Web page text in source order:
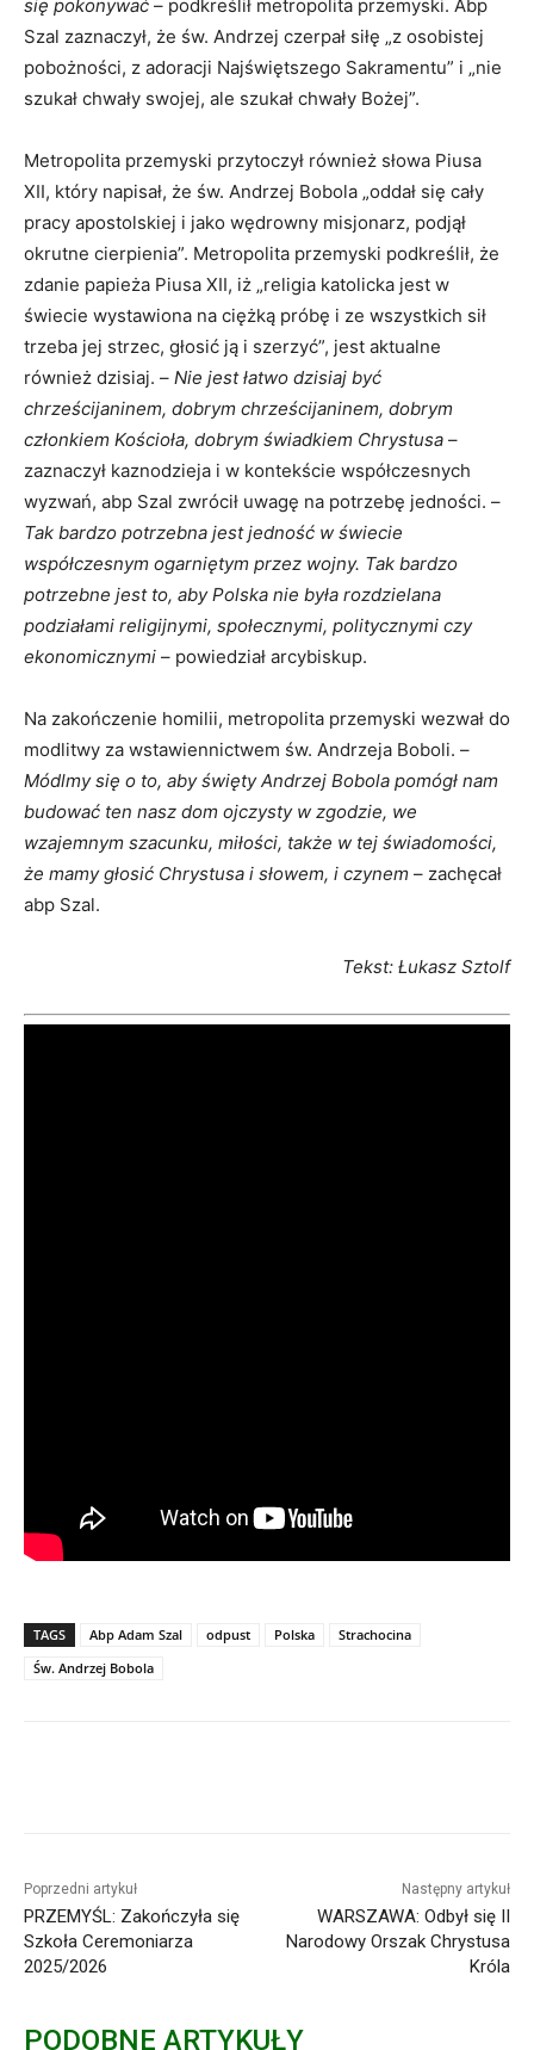
się pokonywać – podkreślił metropolita przemyski. Abp
Szal zaznaczył, że św. Andrzej czerpał siłę „z osobistej
pobożności, z adoracji Najświętszego Sakramentu” i „nie
szukał chwały swojej, ale szukał chwały Bożej”.
Metropolita przemyski przytoczył również słowa Piusa
XII, który napisał, że św. Andrzej Bobola „oddał się cały
pracy apostolskiej i jako wędrowny misjonarz, podjął
okrutne cierpienia”. Metropolita przemyski podkreślił, że
zdanie papieża Piusa XII, iż „religia katolicka jest w
świecie wystawiona na ciężką próbę i ze wszystkich sił
trzeba jej strzec, głosić ją i szerzyć”, jest aktualne
również dzisiaj. – Nie jest łatwo dzisiaj być
chrześcijaninem, dobrym chrześcijaninem, dobrym
członkiem Kościoła, dobrym świadkiem Chrystusa –
zaznaczył kaznodzieja i w kontekście współczesnych
wyzwań, abp Szal zwrócił uwagę na potrzebę jedności. –
Tak bardzo potrzebna jest jedność w świecie
współczesnym ogarniętym przez wojny. Tak bardzo
potrzebne jest to, aby Polska nie była rozdzielana
podziałami religijnymi, społecznymi, politycznymi czy
ekonomicznymi – powiedział arcybiskup.
Na zakończenie homilii, metropolita przemyski wezwał do
modlitwy za wstawiennictwem św. Andrzeja Boboli. –
Módlmy się o to, aby święty Andrzej Bobola pomógł nam
budować ten nasz dom ojczysty w zgodzie, we
wzajemnym szacunku, miłości, także w tej świadomości,
że mamy głosić Chrystusa i słowem, i czynem – zachęcał
abp Szal.
Tekst: Łukasz Sztolf
TAGS Abp Adam Szal odpust Polska
Strachocina
Św. Andrzej Bobola
Poprzedni artykuł
PRZEMYŚL: Zakończyła się
Szkoła Ceremoniarza
2025/2026
Następny artykuł
WARSZAWA: Odbył się II
Narodowy Orszak Chrystusa
Króla
PODOBNE ARTYKUŁY